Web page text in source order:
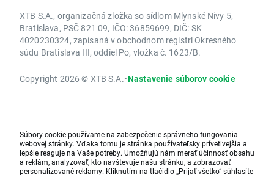
XTB S.A., organizačná zložka so sídlom Mlynské Nivy 5,
Bratislava, PSČ 821 09, IČO: 36859699, DIČ: SK
4020230324, zapísaná v obchodnom registri Okresného
súdu Bratislava III, oddiel Po, vložka č. 1623/B.
Copyright 2026 © XTB S.A.•Nastavenie súborov cookie
Súbory cookie používame na zabezpečenie správneho fungovania
webovej stránky. Vďaka tomu je stránka používateľsky prívetivejšia a
lepšie reaguje na Vaše potreby. Umožňujú nám merať účinnosť obsahu
a reklám, analyzovať, kto navštevuje našu stránku, a zobrazovať
personalizované reklamy. Kliknutím na tlačidlo „Prijať všetko“ súhlasíte